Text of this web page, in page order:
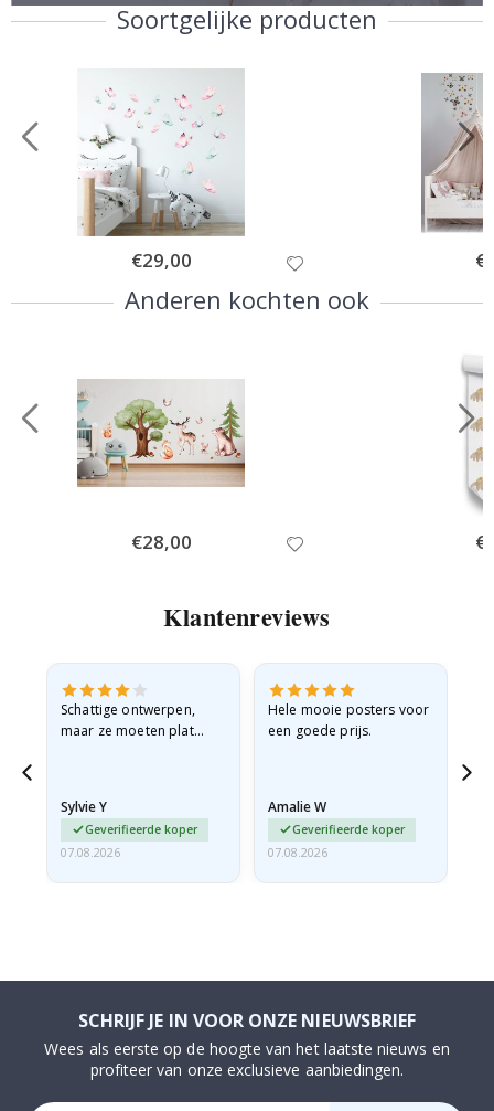
Soortgelijke producten
Special
Price
€29,00
Anderen kochten ook
Special
Price
€28,00
Klantenreviews
Schattige ontwerpen,
maar ze moeten plat
beetje…
Sylvie Y
Geverifieerde koper
07.08.2026
Hele mooie posters voor
een goede prijs.
Amalie W
Geverifieerde koper
07.08.2026
SCHRIJF JE IN VOOR ONZE NIEUWSBRIEF
Wees als eerste op de hoogte van het laatste nieuws en
profiteer van onze exclusieve aanbiedingen.